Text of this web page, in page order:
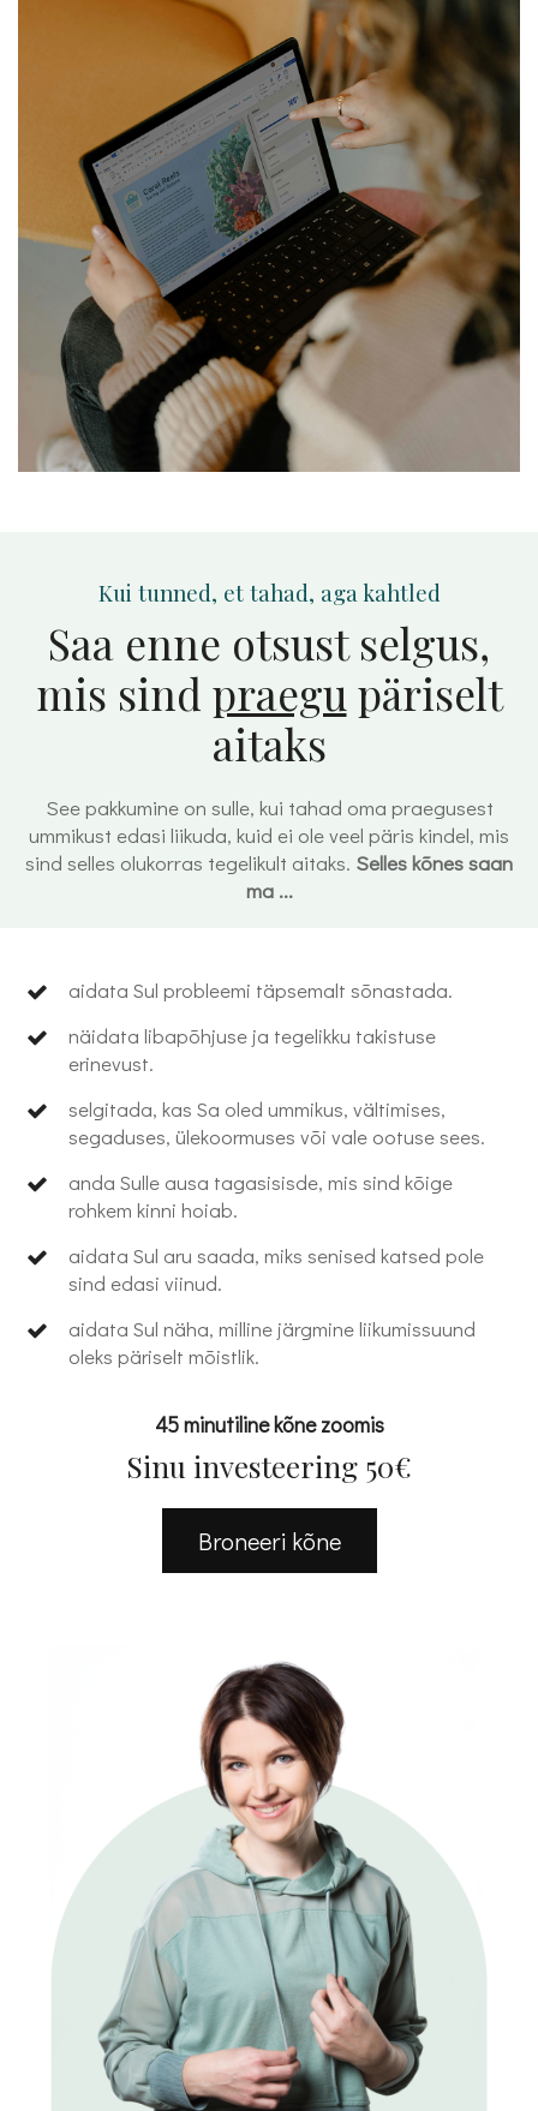
Kui tunned, et tahad, aga kahtled
Saa enne otsust selgus,
mis sind praegupäriselt
aitaks
See pakkumine on sulle, kui tahad oma praegusest
ummikust edasi liikuda, kuid ei ole veel päris kindel, mis
sind selles olukorras tegelikult aitaks. Selles kõnes saan
ma ...
aidata Sul probleemi täpsemalt sõnastada.
näidata libapõhjuse ja tegelikku takistuse
erinevust.
selgitada, kas Sa oled ummikus, vältimises,
segaduses, ülekoormuses või vale ootuse sees.
anda Sulle ausa tagasisisde, mis sind kõige
rohkem kinni hoiab.
aidata Sul aru saada, miks senised katsed pole
sind edasi viinud.
aidata Sul näha, milline järgmine liikumissuund
oleks päriselt mõistlik.
45 minutiline kõne zoomis
Sinu investeering 50€
Broneeri kõne